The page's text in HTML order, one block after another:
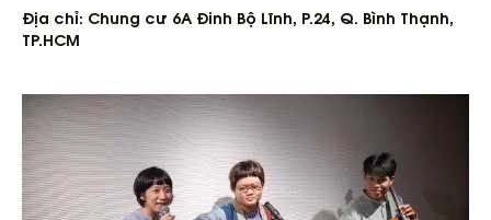
Địa chỉ: Chung cư 6A Đinh Bộ Lĩnh, P.24, Q. Bình Thạnh,
TP.HCM